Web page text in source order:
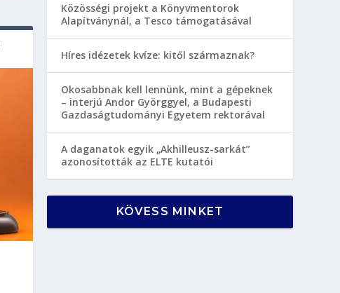
Közösségi projekt a Könyvmentorok
Alapítványnál, a Tesco támogatásával
Híres idézetek kvíze: kitől származnak?
Okosabbnak kell lennünk, mint a gépeknek
– interjú Andor Györggyel, a Budapesti
Gazdaságtudományi Egyetem rektorával
A daganatok egyik „Akhilleusz-sarkát”
azonosították az ELTE kutatói
KÖVESS MINKET